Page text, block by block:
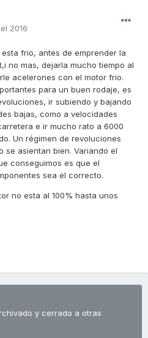
2016
frio, antes de emprender la
no mas, dejarla mucho tiempo al
acelerones con el motor frio.
para un buen rodaje, es
ir subiendo y bajando
bajas, como a velocidades
e ir mucho rato a 6000
Un régimen de revoluciones
se asientan bien. Variando el
conseguimos es que el
sea el correcto.
no esta al 100% hasta unos
y cerrado a otras